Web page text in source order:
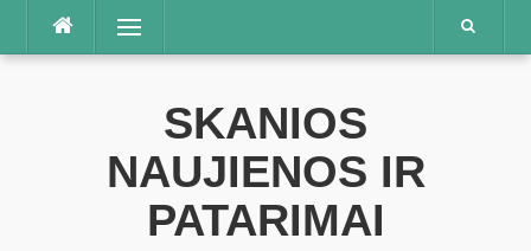
Praleisti
Meniu
SKANIOS
NAUJIENOS IR
PATARIMAI